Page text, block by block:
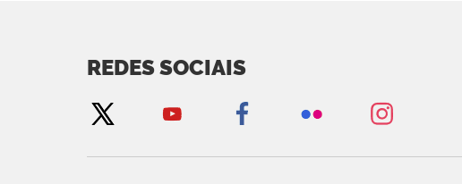
REDES SOCIAIS